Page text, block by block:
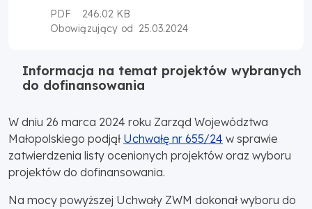
PDF
246.02 KB
Obowiązujący od
25.03.2024
Informacja na temat projektów wybranych
do dofinansowania
W dniu 26 marca 2024 roku Zarząd Województwa
Małopolskiego podjął Uchwałę nr 655/24 w sprawie
zatwierdzenia listy ocenionych projektów oraz wyboru
projektów do dofinansowania.
Na mocy powyższej Uchwały ZWM dokonał wyboru do